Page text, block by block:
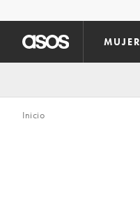
MUJER
Inicio